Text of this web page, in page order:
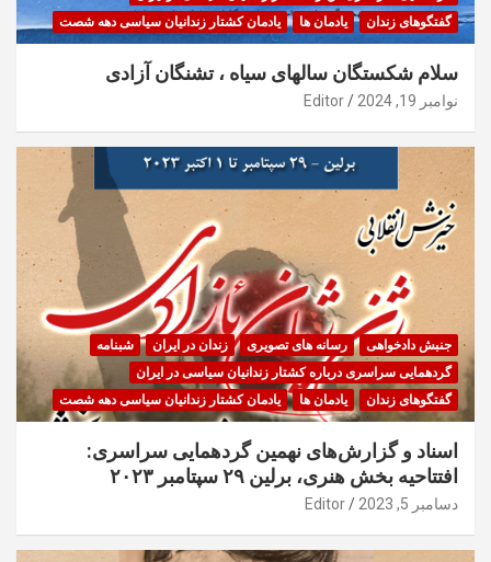
گفتگوهای زندان
یادمان ها یادمان کشتار زندانیان سیاسی دهه شصت
سلام شکستگان سالهای سیاه ، تشنگان آزادی
نوامبر 19, 2024 Editor
جنبش دادخواهی رسانه های تصویری زندان در ایران
شبنامه
گردهمایی سراسری درباره کشتار زندانیان سیاسی در ایران
گفتگوهای زندان
یادمان ها یادمان کشتار زندانیان سیاسی دهه شصت
اسناد و گزارش‌های نهمین گردهمایی سراسری:
افتتاحیه بخش هنری، برلین ۲۹ سپتامبر ۲۰۲۳
دسامبر 5, 2023 Editor